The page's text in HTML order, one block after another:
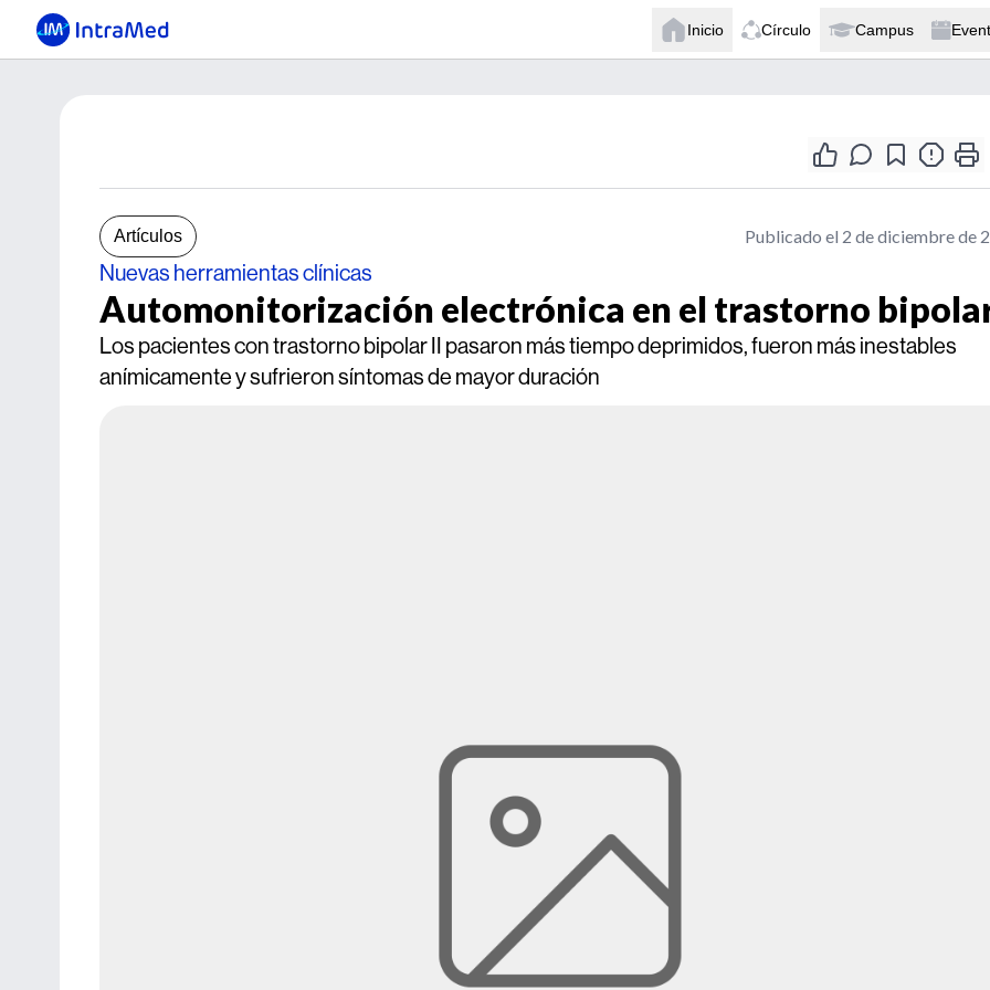
Inicio Círculo Campus
Artículos Publicado el 2 de diciembre de
Nuevas herramientas clínicas
Automonitorización electrónica en el trastorno
Los pacientes con trastorno bipolar II pasaron más tiempo deprimidos, fueron más inestables
anímicamente y sufrieron síntomas de mayor duración